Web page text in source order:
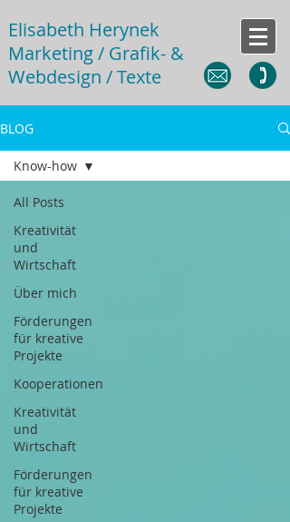
Elisabeth Herynek
Marketing / Grafik- &
Webdesign / Texte
BLOG
All Posts
Kreativität
und
Wirtschaft
Über mich
Förderungen
für kreative
Projekte
Kooperationen
Kreativität
und
Wirtschaft
Förderungen
für kreative
Projekte
Know-how